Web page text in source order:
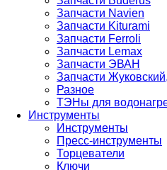
Запчасти Navien
Запчасти Kiturami
Запчасти Ferroli
Запчасти Lemax
Запчасти ЭВАН
Запчасти
Разное
ТЭНы для
Инструменты
Инструменты
Пресс-инструменты
Торцеватели
Ключи